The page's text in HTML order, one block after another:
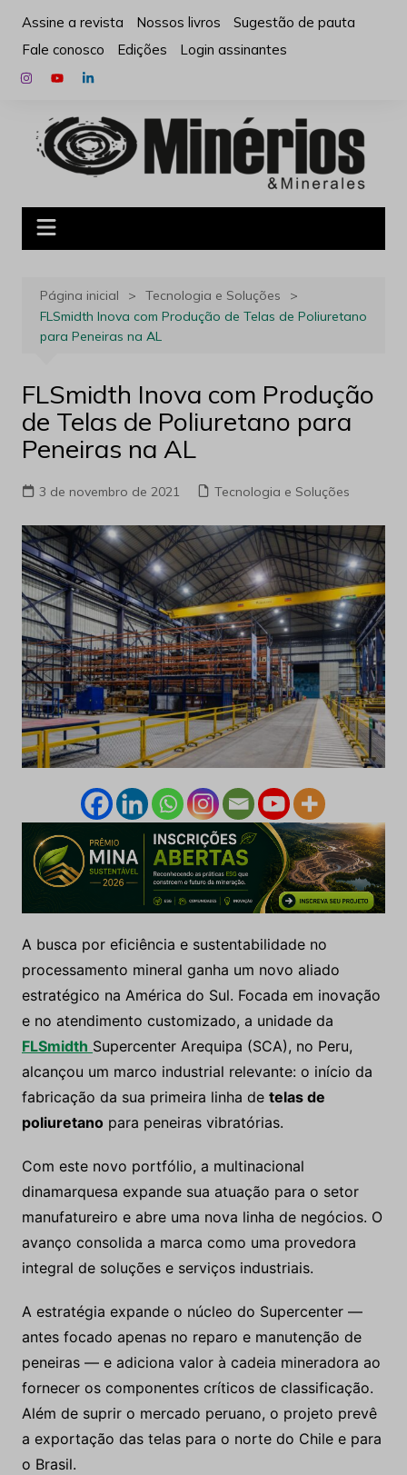
para
conteúdo
Assine a revista Nossos livros
Sugestão de pauta
Fale conosco
Edições Login assinantes
Página inicial
Tecnologia e Soluções
FLSmidth Inova com Produção de Telas de Poliuretano
para Peneiras na AL
FLSmidth Inova com Produção
de Telas de Poliuretano para
Peneiras na AL
3 de novembro de 2021 Tecnologia e Soluções
A busca por eficiência e sustentabilidade no
processamento mineral ganha um novo aliado
estratégico na América do Sul. Focada em inovação
e no atendimento customizado, a unidade da
FLSmidth Supercenter Arequipa (SCA), no Peru,
alcançou um marco industrial relevante: o início da
fabricação da sua primeira linha de telas de
poliuretanopara peneiras vibratórias.
Com este novo portfólio, a multinacional
dinamarquesa expande sua atuação para o setor
manufatureiro e abre uma nova linha de negócios. O
avanço consolida a marca como uma provedora
integral de soluções e serviços industriais.
A estratégia expande o núcleo do Supercenter —
antes focado apenas no reparo e manutenção de
peneiras — e adiciona valor à cadeia mineradora ao
fornecer os componentes críticos de classificação.
Além de suprir o mercado peruano, o projeto prevê
a exportação das telas para o norte do Chile e para
o Brasil.